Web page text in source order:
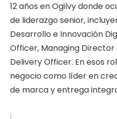
12 años en Ogilvy donde
de liderazgo senior,
Desarrollo e Innovación
Officer, Managing Director
Delivery Officer. En esos
negocio como líder en
de marca y entrega